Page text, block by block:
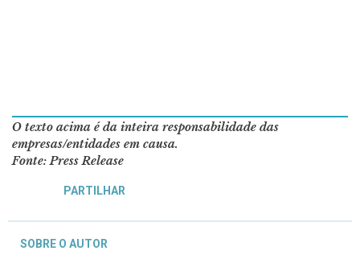
O texto acima é da inteira responsabilidade das
empresas/entidades em causa.
Fonte: Press Release
PARTILHAR
SOBRE O AUTOR